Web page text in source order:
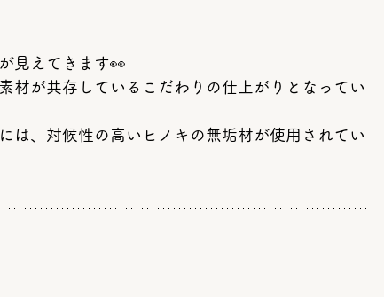
見えてきます👀
材が共存しているこだわりの仕上がりとなってい
は、対候性の高いヒノキの無垢材が使用されてい